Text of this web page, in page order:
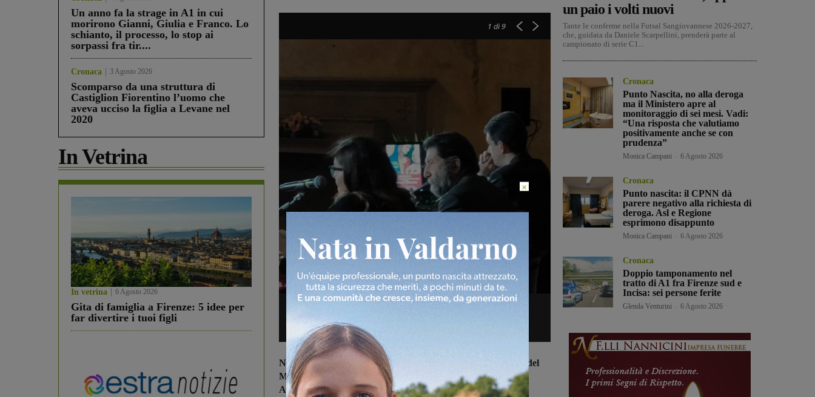
Un anno fa la strage in A1 in cui
morirono Gianni, Giulia e Franco. Lo
schianto, il processo, lo stop ai
sorpassi fra tir....
Cronaca 3 Agosto 2026
Scomparso da una struttura di
Castiglion Fiorentino l’uomo che
aveva ucciso la figlia a Levane nel
2020
In Vetrina
In vetrina 6 Agosto 2026
Gita di famiglia a Firenze: 5 idee per
far divertire i tuoi figli
1 di 9
Non è la prima volta che Massimo Cacciari arriva nella città del
Marzocco: nel 2011 tenne una conferenza sul tema “Beato
Angelico e l’umanesimo” e, 5 anni dopo, nel 2016, una lectio
un paio i volti nuovi
Tante le conferme nella Futsal Sangiovannese 2026-2027,
che, guidata da Daniele Scarpellini, prenderà parte al
campionato di serie C1...
Cronaca
Punto Nascita, no alla deroga
ma il Ministero apre al
monitoraggio di sei mesi. Vadi:
“Una risposta che valutiamo
positivamente anche se con
prudenza”
Monica Campani 6 Agosto 2026
Cronaca
Punto nascita: il CPNN dà
parere negativo alla richiesta di
deroga. Asl e Regione
esprimono disappunto
Monica Campani 6 Agosto 2026
Cronaca
Doppio tamponamento nel
tratto di A1 fra Firenze sud e
Incisa: sei persone ferite
Glenda Venturini 6 Agosto 2026
×